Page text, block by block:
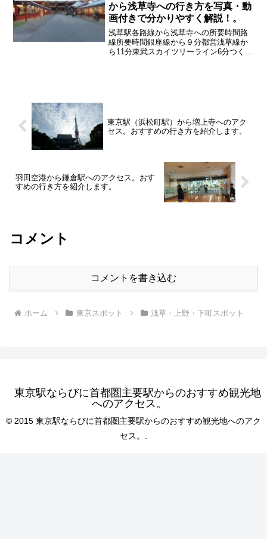
から浅草寺への行き方を写真・動
画付きで分かりやすく解説！。
浅草駅各路線から浅草寺への所要時間路
線所要時間銀座線から９分都営浅草線か
ら11分東武スカイツリーライン6分つくば
東京駅（浜松町駅）から増上寺へのアク
セス。おすすめの行き方を紹介します。
羽田空港から鎌倉駅へのアクセス。おす
すめの行き方を紹介します。
コメント
コメントを書き込む
ホーム 東京スポット 浅草・上野・下町スポット
東京駅ならびに首都圏主要駅からのおすすめ観光地
へのアクセス。
© 2015 東京駅ならびに首都圏主要駅からのおすすめ観光地へのアク
セス。.